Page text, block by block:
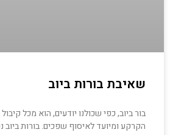
שאיבת בורות ביוב
בור ביוב, כפי שכולנו יודעים, הוא מכל
הקרקע ומיועד לאיסוף שפכים. בורות ביוב